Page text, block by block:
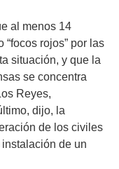
al menos 14
rojos” por las
situación, y que la
se concentra
Reyes,
dijo, la
de los civiles
de un